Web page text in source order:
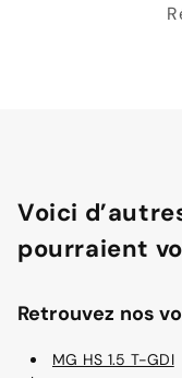
Voici
pourraient
Retrouvez nos
MG HS 1.5 T-GDI